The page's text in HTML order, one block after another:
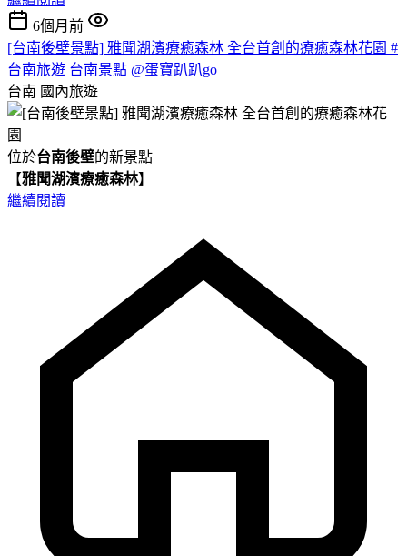
6個月前
[台南後壁景點] 雅聞湖濱療癒森林 全台首創的療癒森林花園 #
台南旅遊 台南景點 @蛋寶趴趴go
台南 國內旅遊
位於台南後壁的新景點
【雅聞湖濱療癒森林】
繼續閱讀